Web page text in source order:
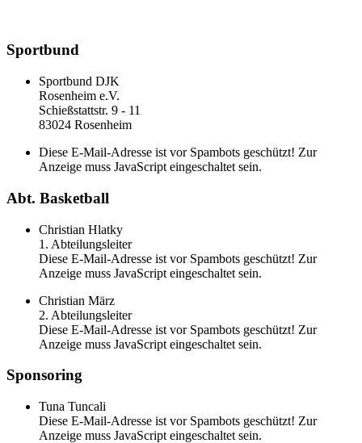
Sportbund
Sportbund DJK
Rosenheim e.V.
Schießstattstr. 9 - 11
83024 Rosenheim
Diese E-Mail-Adresse ist vor Spambots geschützt! Zur
Anzeige muss JavaScript eingeschaltet sein.
Abt. Basketball
Christian Hlatky
1. Abteilungsleiter
Diese E-Mail-Adresse ist vor Spambots geschützt! Zur
Anzeige muss JavaScript eingeschaltet sein.
Christian März
2. Abteilungsleiter
Diese E-Mail-Adresse ist vor Spambots geschützt! Zur
Anzeige muss JavaScript eingeschaltet sein.
Sponsoring
Tuna Tuncali
Diese E-Mail-Adresse ist vor Spambots geschützt! Zur
Anzeige muss JavaScript eingeschaltet sein.